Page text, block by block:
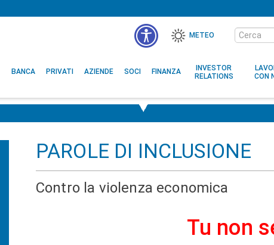
METEO
Cerca
nel
sito
BANCA PRIVATI AZIENDE SOCI FINANZA
INVESTOR
RELATIONS
CON
PAROLE DI INCLUSIONE
Contro la violenza economica
Tu non